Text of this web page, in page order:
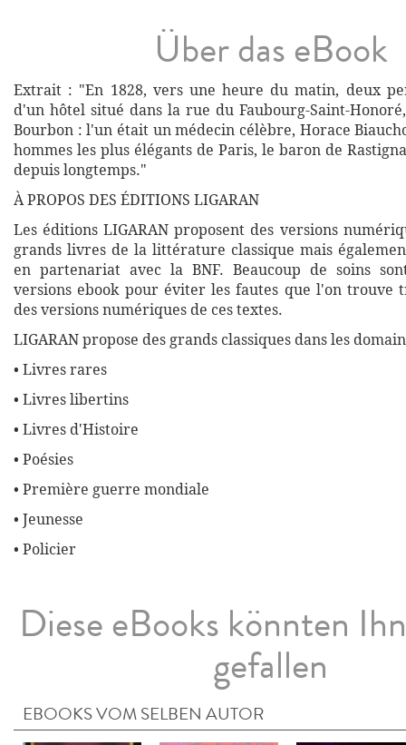
Über das eBook
Extrait : "En 1828, vers une heure du matin, deux
d'un hôtel situé dans la rue du Faubourg-Saint-
Bourbon : l'un était un médecin célèbre, Horace
hommes les plus élégants de Paris, le baron de
depuis longtemps."
À PROPOS DES ÉDITIONS LIGARAN
Les éditions LIGARAN proposent des versions
grands livres de la littérature classique mais
en partenariat avec la BNF. Beaucoup de soins
versions ebook pour éviter les fautes que l'on trouve
des versions numériques de ces textes.
LIGARAN propose des grands classiques dans les
• Livres rares
• Livres libertins
• Livres d'Histoire
• Poésies
• Première guerre mondiale
• Jeunesse
• Policier
Diese eBooks könnten
gefallen
EBOOKS VOM SELBEN AUTOR